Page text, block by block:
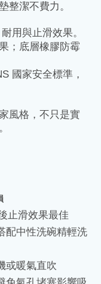
整潔不費力。
用與止滑效果。
；底層橡膠防霉
國家安全標準，
風格，不只是實
止滑效果最佳
配中性洗碗精輕洗
或暖氣直吹